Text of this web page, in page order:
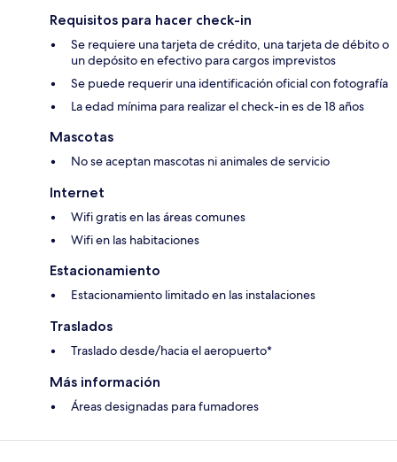
Requisitos para hacer check-in
Se requiere una tarjeta de crédito, una tarjeta de débito o
un depósito en efectivo para cargos imprevistos
Se puede requerir una identificación oficial con fotografía
La edad mínima para realizar el check-in es de 18 años
Mascotas
No se aceptan mascotas ni animales de servicio
Internet
Wifi gratis en las áreas comunes
Wifi en las habitaciones
Estacionamiento
Estacionamiento limitado en las instalaciones
Traslados
Traslado desde/hacia el aeropuerto*
Más información
Áreas designadas para fumadores